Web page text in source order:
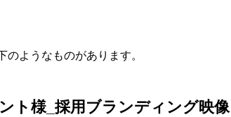
ようなものがあります。
ト様_採用ブランディング映像